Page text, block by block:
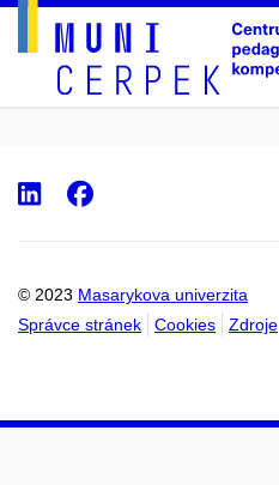
© 2023 Masarykova univerzita
Správce stránek
Cookies Zdroje
LinkedIn
Facebook